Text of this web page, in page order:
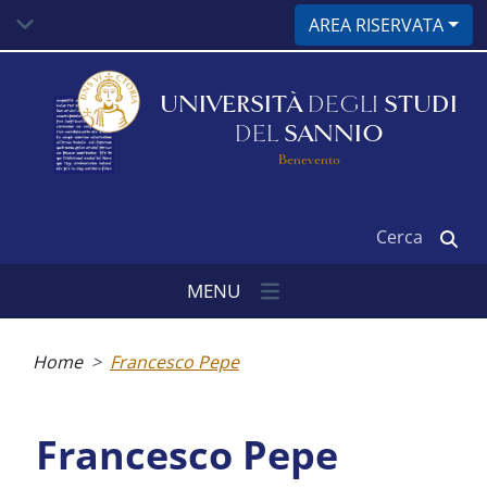
contenuto
AREA RISERVATA
UNIVERSITÀ DEGLI STUDI
DEL SANNIO
Benevento
MENU
Home Francesco Pepe
Francesco Pepe